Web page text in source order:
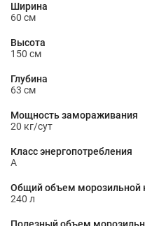
Ширина
60 см
Высота
150 см
Глубина
63 см
Мощность замораживания
20 кг/сут
Класс энергопотребления
A
Общий объем морозильной
240 л